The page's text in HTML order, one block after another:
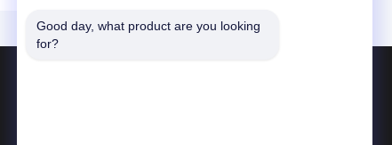
Good day, what product are you looking
for?